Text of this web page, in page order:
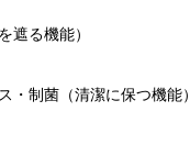
遮る機能）
・制菌（清潔に保つ機能）